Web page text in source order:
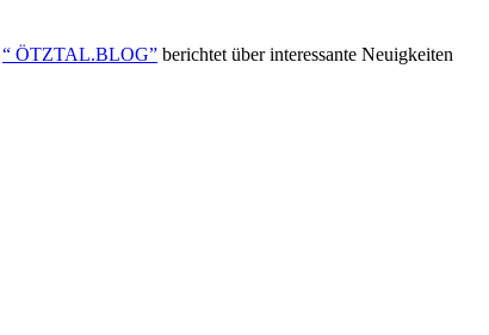
“ ÖTZTAL.BLOG” berichtet über interessante Neuigkeiten